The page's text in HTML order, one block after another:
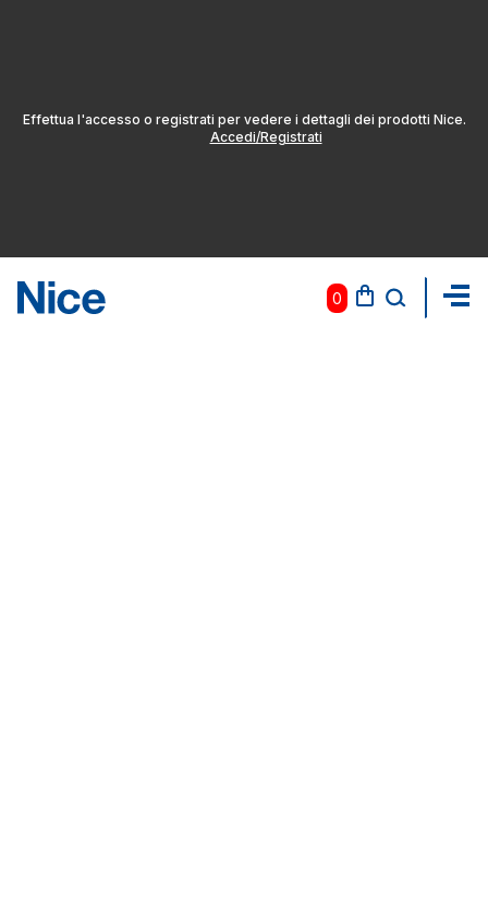
Effettua l'accesso o registrati per vedere i dettagli dei prodotti Nice.
Accedi/Registrati
0